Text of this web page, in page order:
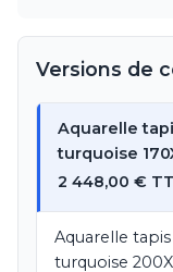
Minilampe
Moretti Luce
Nautic by Tekna
Objet insolite
Original BTC
Quintiesse
RADAR
Versions de
Aquarelle
turquoise
2 448,00 €
Aquarelle
turquoise